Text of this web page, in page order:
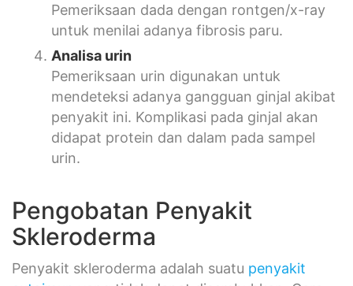
Pemeriksaan dada dengan rontgen/x-ray
untuk menilai adanya fibrosis paru.
Analisa urin
Pemeriksaan urin digunakan untuk
mendeteksi adanya gangguan ginjal akibat
penyakit ini. Komplikasi pada ginjal akan
didapat protein dan dalam pada sampel
urin.
Pengobatan Penyakit
Skleroderma
Penyakit skleroderma adalah suatu penyakit